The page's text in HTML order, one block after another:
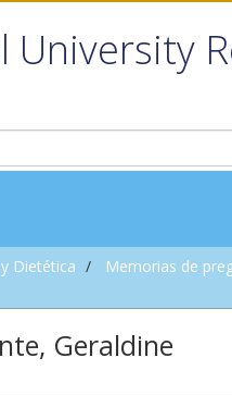
University
Dietética
Memorias de
Geraldine